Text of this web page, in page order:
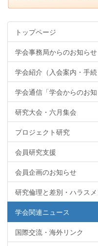
トップページ
学会事務局からのお知らせ
学会紹介（入会案内・手続
学会通信「学会からのお知
研究大会・六月集会
プロジェクト研究
会員研究支援
会員企画のお知らせ
研究倫理と差別・ハラス
学会関連ニュース
国際交流・海外リンク